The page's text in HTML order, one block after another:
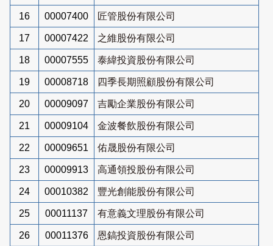
16 00007400 匠管股份有限公司
17 00007422 之維股份有限公司
18 00007555 泰緯投資股份有限公司
19 00008718 四季長期照顧股份有限公司
20 00009097 吉勵企業股份有限公司
21 00009104 金波餐飲股份有限公司
22 00009651 佑晟股份有限公司
23 00009913 高通領投股份有限公司
24 00010382 豐光創能股份有限公司
25 00011137 有意義文理股份有限公司
26 00011376 恩鎬投資股份有限公司